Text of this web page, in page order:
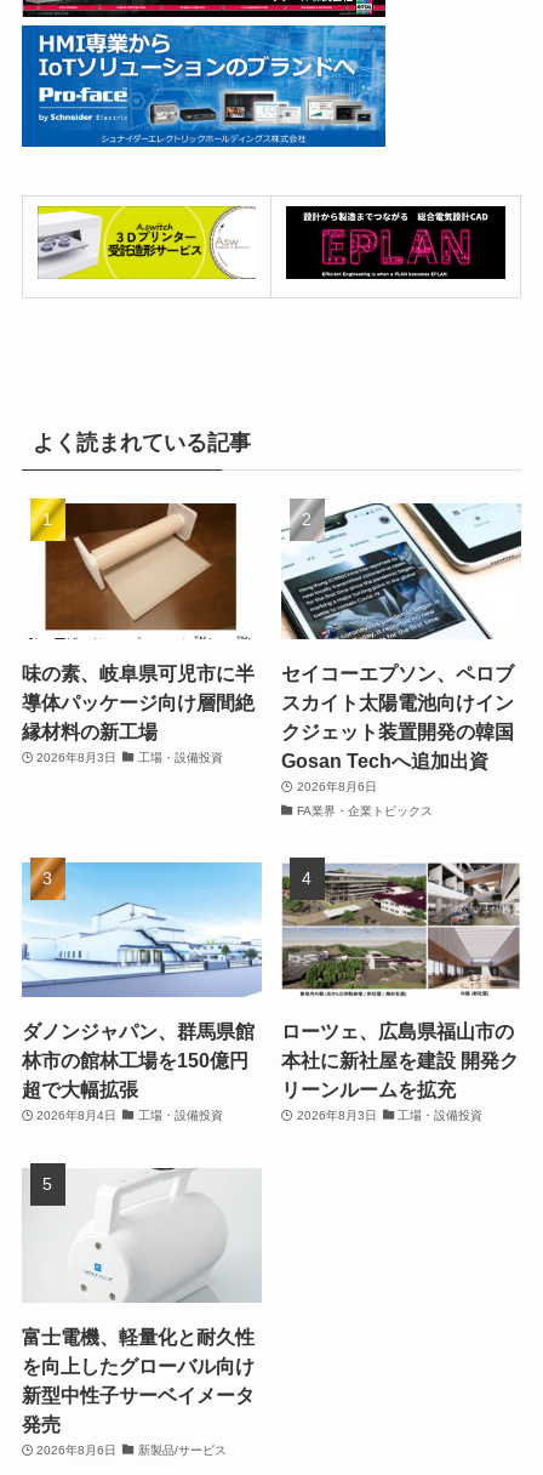
よく読まれている記事
味の素、岐阜県可児市に半
導体パッケージ向け層間絶
縁材料の新工場
2026年8月3日 工場・設備投資
セイコーエプソン、ペロブ
スカイト太陽電池向けイン
クジェット装置開発の韓国
Gosan Techへ追加出資
2026年8月6日
FA業界・企業トピックス
ダノンジャパン、群馬県館
林市の館林工場を150億円
超で大幅拡張
2026年8月4日 工場・設備投資
ローツェ、広島県福山市の
本社に新社屋を建設 開発ク
リーンルームを拡充
2026年8月3日 工場・設備投資
富士電機、軽量化と耐久性
を向上したグローバル向け
新型中性子サーベイメータ
発売
2026年8月6日 新製品/サービス